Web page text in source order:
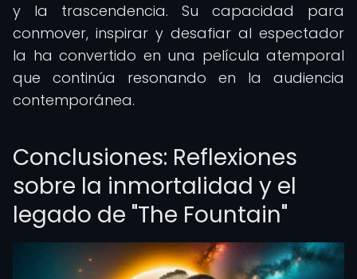
y la trascendencia. Su capacidad para
conmover, inspirar y desafiar al espectador
la ha convertido en una película atemporal
que continúa resonando en la audiencia
contemporánea.
Conclusiones: Reflexiones
sobre la inmortalidad y el
legado de "The Fountain"